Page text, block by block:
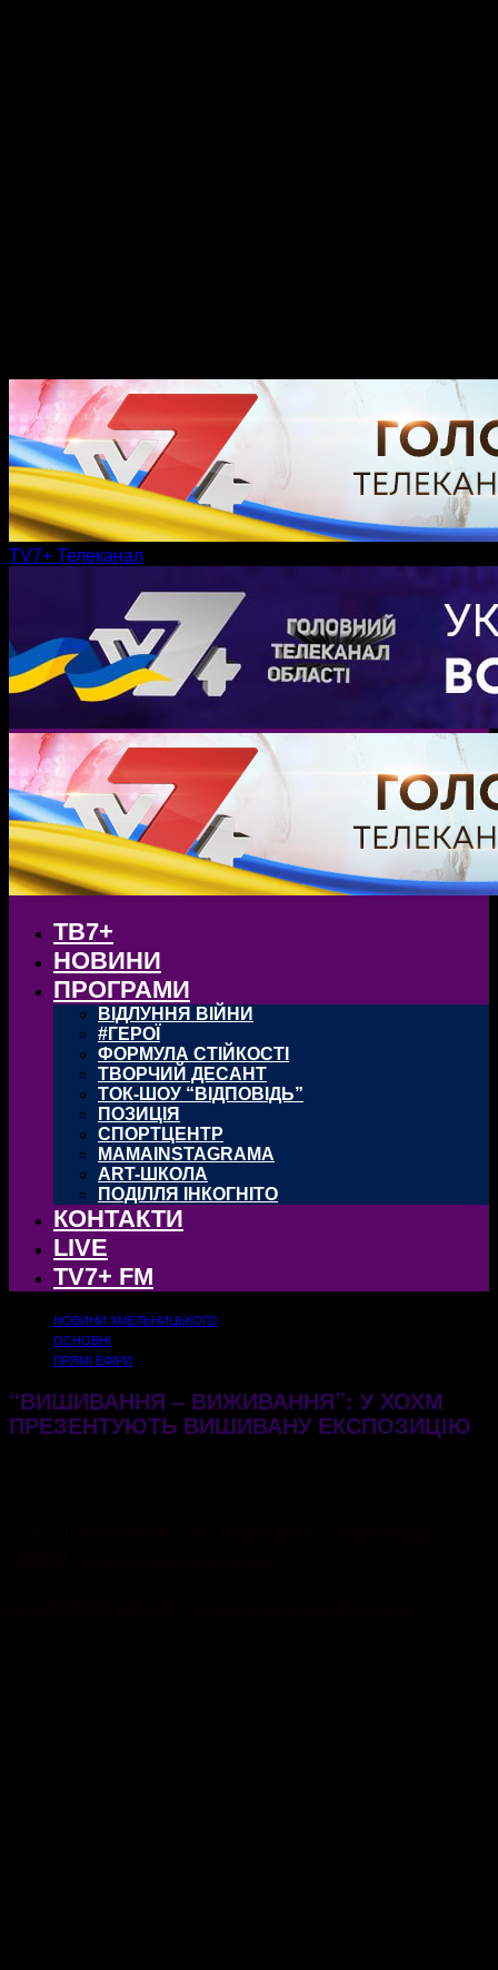
TV7+ Телеканал
ТВ7+
НОВИНИ
ПРОГРАМИ
ВІДЛУННЯ ВІЙНИ
#ГЕРОЇ
ФОРМУЛА СТІЙКОСТІ
ТВОРЧИЙ ДЕСАНТ
ТОК-ШОУ “ВІДПОВІДЬ”
ПОЗИЦІЯ
СПОРТЦЕНТР
MAMAINSTAGRAMA
ART-ШКОЛА
ПОДІЛЛЯ ІНКОГНІТО
КОНТАКТИ
LIVE
TV7+ FM
НОВИНИ ХМЕЛЬНИЦЬКОГО
ОСНОВНІ
ПРЯМІ ЕФІРИ
“ВИШИВАННЯ – ВИЖИВАННЯ”: У ХОХМ
ПРЕЗЕНТУЮТЬ ВИШИВАНУ ЕКСПОЗИЦІЮ